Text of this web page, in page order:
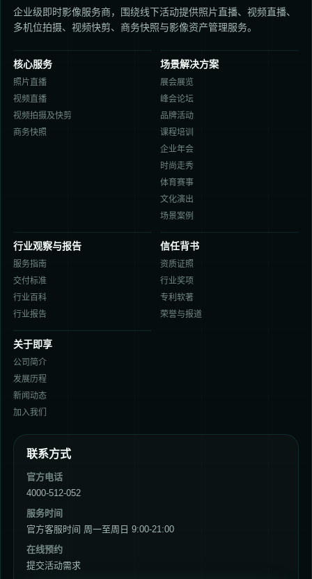
企业级即时影像服务商，围绕线下活动提供照片直播、视频直播、
多机位拍摄、视频快剪、商务快照与影像资产管理服务。
核心服务
照片直播
视频直播
视频拍摄及快剪
商务快照
场景解决方案
展会展览
峰会论坛
品牌活动
课程培训
企业年会
时尚走秀
体育赛事
文化演出
场景案例
行业观察与报告
服务指南
交付标准
行业百科
行业报告
信任背书
资质证照
行业奖项
专利软著
荣誉与报道
关于即享
公司简介
发展历程
新闻动态
加入我们
联系方式
官方电话
4000-512-052
服务时间
官方客服时间 周一至周日 9:00-21:00
在线预约
提交活动需求